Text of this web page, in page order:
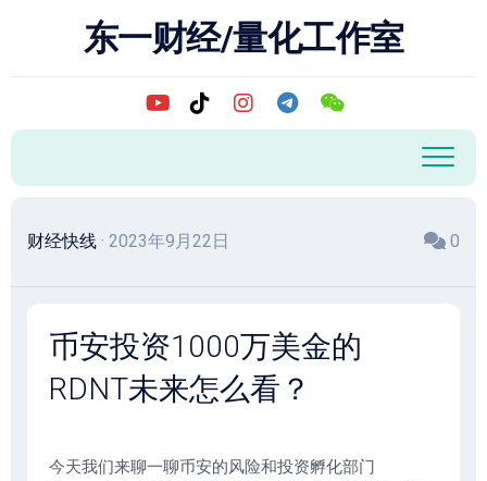
东一财经/量化工作室
财经快线 · 2023年9月22日 0
币安投资1000万美金的
RDNT未来怎么看？
今天我们来聊一聊币安的风险和投资孵化部门